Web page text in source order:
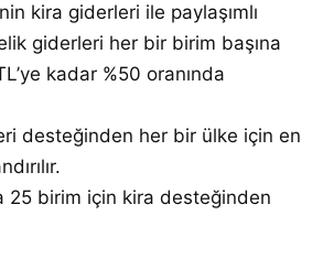
kira giderleri ile paylaşımlı
giderleri her bir birim başına
kadar %50 oranında
desteğinden her bir ülke için en
25 birim için kira desteğinden